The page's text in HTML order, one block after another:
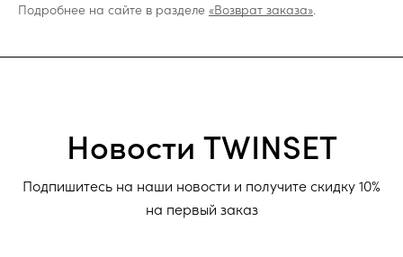
Подробнее на сайте в разделе «Возврат заказа».
Новости TWINSET
Подпишитесь на наши новости и получите скидку 10%
на первый заказ